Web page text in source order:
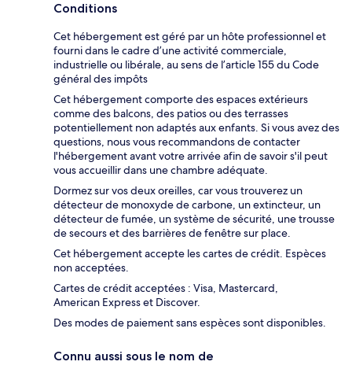
Conditions
Cet hébergement est géré par un hôte professionnel et
fourni dans le cadre d’une activité commerciale,
industrielle ou libérale, au sens de l’article 155 du Code
général des impôts
Cet hébergement comporte des espaces extérieurs
comme des balcons, des patios ou des terrasses
potentiellement non adaptés aux enfants. Si vous avez des
questions, nous vous recommandons de contacter
l'hébergement avant votre arrivée afin de savoir s'il peut
vous accueillir dans une chambre adéquate.
Dormez sur vos deux oreilles, car vous trouverez un
détecteur de monoxyde de carbone, un extincteur, un
détecteur de fumée, un système de sécurité, une trousse
de secours et des barrières de fenêtre sur place.
Cet hébergement accepte les cartes de crédit. Espèces
non acceptées.
Cartes de crédit acceptées : Visa, Mastercard,
American Express et Discover.
Des modes de paiement sans espèces sont disponibles.
Connu aussi sous le nom de